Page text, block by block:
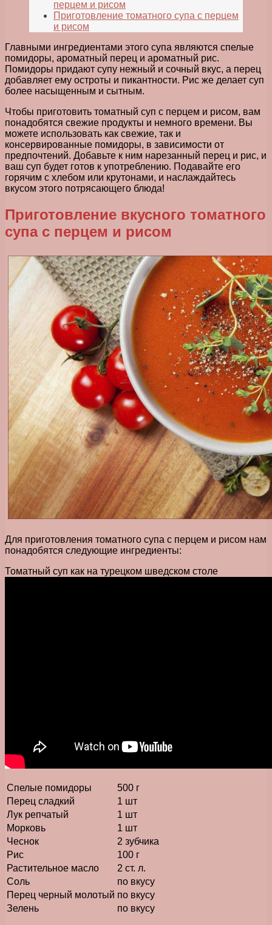
перцем и рисом
Приготовление томатного супа с перцем
и рисом
Главными ингредиентами этого супа являются спелые
помидоры, ароматный перец и ароматный рис.
Помидоры придают супу нежный и сочный вкус, а перец
добавляет ему остроты и пикантности. Рис же делает суп
более насыщенным и сытным.
Чтобы приготовить томатный суп с перцем и рисом, вам
понадобятся свежие продукты и немного времени. Вы
можете использовать как свежие, так и
консервированные помидоры, в зависимости от
предпочтений. Добавьте к ним нарезанный перец и рис, и
ваш суп будет готов к употреблению. Подавайте его
горячим с хлебом или крутонами, и наслаждайтесь
вкусом этого потрясающего блюда!
Приготовление вкусного томатного
супа с перцем и рисом
Для приготовления томатного супа с перцем и рисом нам
понадобятся следующие ингредиенты:
Томатный суп как на турецком шведском столе
Спелые помидоры
500 г
Перец сладкий
1 шт
Лук репчатый
1 шт
Морковь
1 шт
Чеснок
2 зубчика
Рис
100 г
Растительное масло
2 ст. л.
Соль
по вкусу
Перец черный молотый по вкусу
Зелень
по вкусу